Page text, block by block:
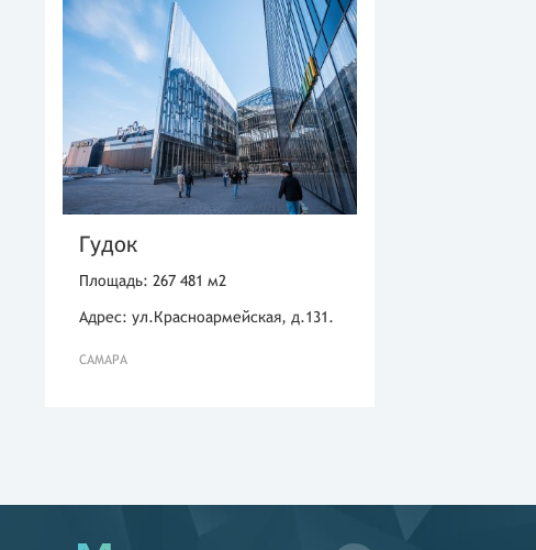
Гудок
Площадь: 267 481 м2
Адрес: ул.Красноармейская, д.131.
САМАРА